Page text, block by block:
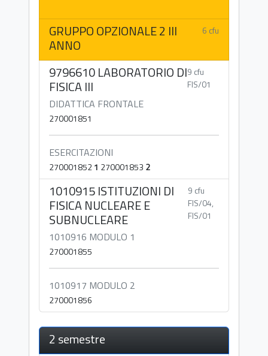
GRUPPO OPZIONALE 2 III
ANNO
6 cfu
9796610 LABORATORIO DI
FISICA III
9 cfu
FIS/01
DIDATTICA FRONTALE
270001851
ESERCITAZIONI
2700018521 270001853 2
1010915 ISTITUZIONI DI
FISICA NUCLEARE E
SUBNUCLEARE
9 cfu
FIS/04,
FIS/01
1010916 MODULO 1
270001855
1010917 MODULO 2
270001856
2 semestre